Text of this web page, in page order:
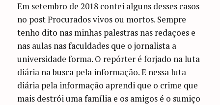
Em setembro de 2018 contei alguns desses casos
no post Procurados vivos ou mortos. Sempre
tenho dito nas minhas palestras nas redações e
nas aulas nas faculdades que o jornalista a
universidade forma. O repórter é forjado na luta
diária na busca pela informação. E nessa luta
diária pela informação aprendi que o crime que
mais destrói uma família e os amigos é o sumiço